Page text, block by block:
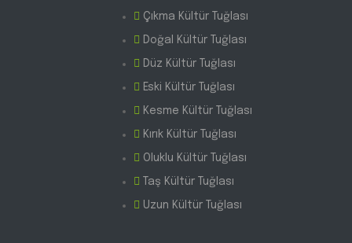
Çıkma Kültür Tuğlası
Doğal Kültür Tuğlası
Düz Kültür Tuğlası
Eski Kültür Tuğlası
Kesme Kültür Tuğlası
Kırık Kültür Tuğlası
Oluklu Kültür Tuğlası
Taş Kültür Tuğlası
Uzun Kültür Tuğlası